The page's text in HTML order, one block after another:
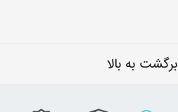
برگشت به بالا